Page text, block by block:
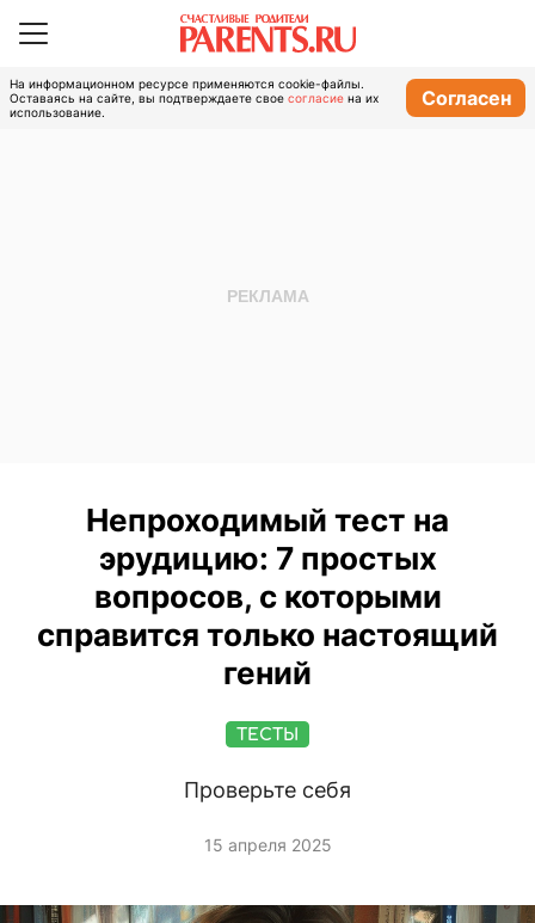
На информационном ресурсе применяются cookie-файлы.
Оставаясь на сайте, вы подтверждаете свое согласие на их
использование.
Согласен
Непроходимый тест на
эрудицию: 7 простых
вопросов, с которыми
справится только настоящий
гений
ТЕСТЫ
Проверьте себя
15 апреля 2025